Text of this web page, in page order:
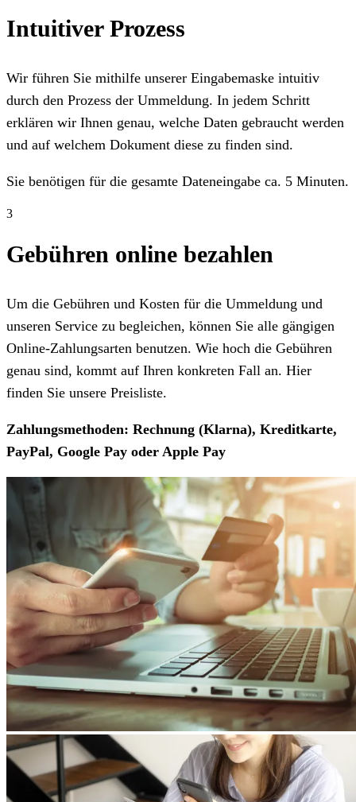
Intuitiver Prozess
Wir führen Sie mithilfe unserer Eingabemaske intuitiv
durch den Prozess der Ummeldung. In jedem Schritt
erklären wir Ihnen genau, welche Daten gebraucht werden
und auf welchem Dokument diese zu finden sind.
Sie benötigen für die gesamte Dateneingabe ca. 5 Minuten.
3
Gebühren online bezahlen
Um die Gebühren und Kosten für die Ummeldung und
unseren Service zu begleichen, können Sie alle gängigen
Online-Zahlungsarten benutzen. Wie hoch die Gebühren
genau sind, kommt auf Ihren konkreten Fall an. Hier
finden Sie unsere Preisliste.
Zahlungsmethoden: Rechnung (Klarna), Kreditkarte,
PayPal, Google Pay oder Apple Pay